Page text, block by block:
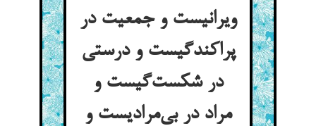
ویرانیست و جمعیت در
پراکندگیست و درستی
در شکست‌گیست و
مراد در بی‌مرادیست و